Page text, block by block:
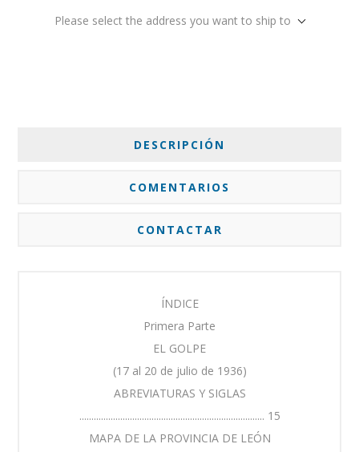
Please select the address you want to ship to
DESCRIPCIÓN
COMENTARIOS
CONTACTAR
ÍNDICE
Primera Parte
EL GOLPE
(17 al 20 de julio de 1936)
ABREVIATURAS Y SIGLAS
............................................................................. 15
MAPA DE LA PROVINCIA DE LEÓN